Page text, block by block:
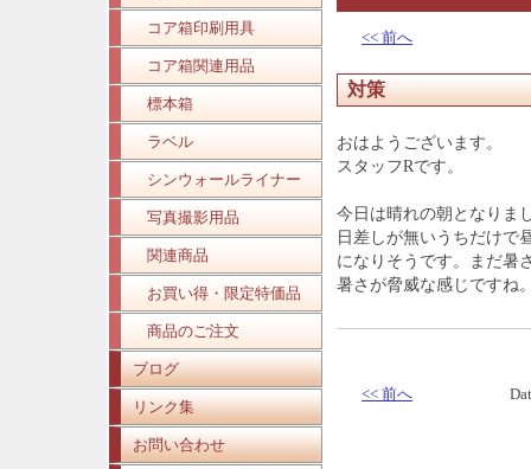
コア箱印刷用具
コア箱関連用品
標本箱
ラベル
シンウォールライナー
写真撮影用品
関連商品
お買い得・限定特価品
商品のご注文
ブログ
リンク集
お問い合わせ
<< 前へ
対策
おはようございます。
スタッフRです。
今日は晴れの朝となりま
日差しが無いうちだけで
になりそうです。まだ暑
暑さが脅威な感じですね
<< 前へ